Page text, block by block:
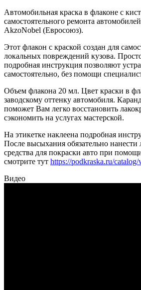
Автомобильная краска в флаконе с
самостоятельного ремонта
AkzoNobel (Евросоюз).
Этот флакон с краской создан для
локальных повреждений кузова.
подробная инструкция позволяют
самостоятельно, без помощи
Объем флакона 20 мл. Цвет краски в
заводскому оттенку автомобиля.
поможет Вам легко восстановить
сэкономить на услугах мастерской.
На этикетке наклеена подробная
После высыхания обязательно
средства для покраски авто при
смотрите тут https://podkraska.ru/
Видео